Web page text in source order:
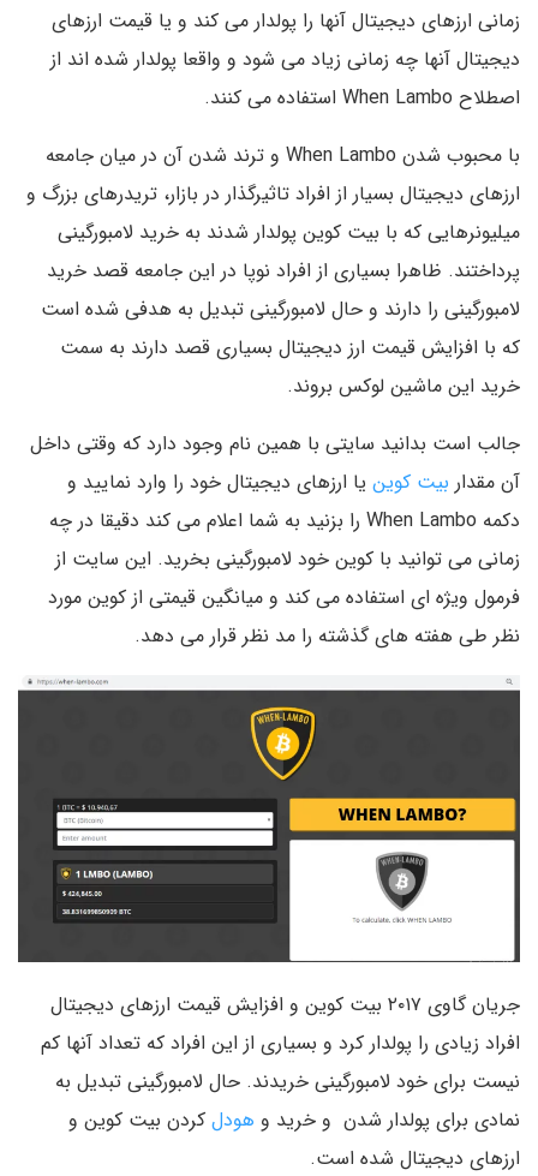
زمانی ارزهای دیجیتال آنها را پولدار می کند و یا قیمت ارزهای
دیجیتال آنها چه زمانی زیاد می شود و واقعا پولدار شده اند از
اصطلاح When Lambo استفاده می کنند.
با محبوب شدن When Lambo و ترند شدن آن در میان جامعه
ارزهای دیجیتال بسیار از افراد تاثیرگذار در بازار، تریدرهای بزرگ و
میلیونرهایی که با بیت کوین پولدار شدند به خرید لامبورگینی
پرداختند. ظاهرا بسیاری از افراد نوپا در این جامعه قصد خرید
لامبورگینی را دارند و حال لامبورگینی تبدیل به هدفی شده است
که با افزایش قیمت ارز دیجیتال بسیاری قصد دارند به سمت
خرید این ماشین لوکس بروند.
جالب است بدانید سایتی با همین نام وجود دارد که وقتی داخل
آن مقدار بیت کوین یا ارزهای دیجیتال خود را وارد نمایید و
دکمه When Lambo را بزنید به شما اعلام می کند دقیقا در چه
زمانی می توانید با کوین خود لامبورگینی بخرید. این سایت از
فرمول ویژه ای استفاده می کند و میانگین قیمتی از کوین مورد
نظر طی هفته های گذشته را مد نظر قرار می دهد.
جریان گاوی ۲۰۱۷ بیت کوین و افزایش قیمت ارزهای دیجیتال
افراد زیادی را پولدار کرد و بسیاری از این افراد که تعداد آنها کم
نیست برای خود لامبورگینی خریدند. حال لامبورگینی تبدیل به
نمادی برای پولدار شدن و خرید و هودل کردن بیت کوین و
ارزهای دیجیتال شده است.